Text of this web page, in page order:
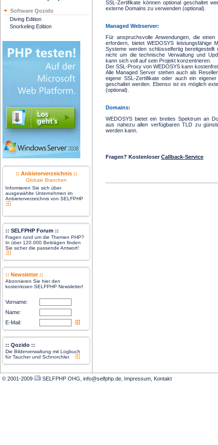
Software Qozido
Diving Edition
Snorkeling Edition
:: Anbieterverzeichnis ::
Globale Branchen
Informieren Sie sich über
ausgewählte Unternehmen im
Anbieterverzeichnis von SELFPHP
:: SELFPHP Forum ::
Fragen rund um die Themen PHP?
In über 120.000 Beiträgen finden
Sie sicher die passende Antwort!
:: Newsletter ::
Abonnieren Sie hier den
kostenlosen SELFPHP Newsletter!
Vorname:
Name:
E-Mail:
:: Qozido ::
Die Bilderverwaltung mit Logbuch
für Taucher und Schnorchler.
SSL-Zertifikate können optional geschaltet
externe Domains zu verwenden (optional).
Managed Webserver:
Für anspruchsvolle Anwendungen, die
erfordern, bietet WEDOSYS leistungsfähige
Systeme werden schlüsselfertig
nicht um die technische Verwaltung und
kann sich voll auf sein Projekt konzentrieren.
Der SSL-Proxy von WEDOSYS kann
Alle Managed Server stehen auch als
eigene SSL-Zertifikate oder auch ein
geschaltet werden. Ebenso ist es möglich
(optional).
Domains:
WEDOSYS bietet ein breites Spektrum an
aus nahezu allen verfügbaren TLD zu
werden kann.
Fragen? KostenloserCallback-Service
© 2001-2009 SELFPHP OHG, info@selfphp.de Impressum Kontakt